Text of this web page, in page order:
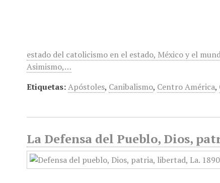
estado del catolicismo en el estado, México y el
Asimismo,…
Etiquetas:Apóstoles, Canibalismo, Centro América,
La Defensa del Pueblo, Dios,